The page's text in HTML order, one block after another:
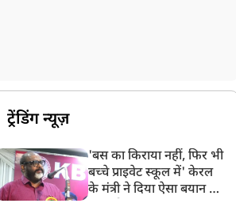
PM मोदी आज IIT दिल्ली के दीक्षांत समारोह में
शामिल होंगे
ट्रेंडिंग न्यूज़
'बस का किराया नहीं, फिर भी
बच्चे प्राइवेट स्कूल में' केरल
के मंत्री ने दिया ऐसा बयान की